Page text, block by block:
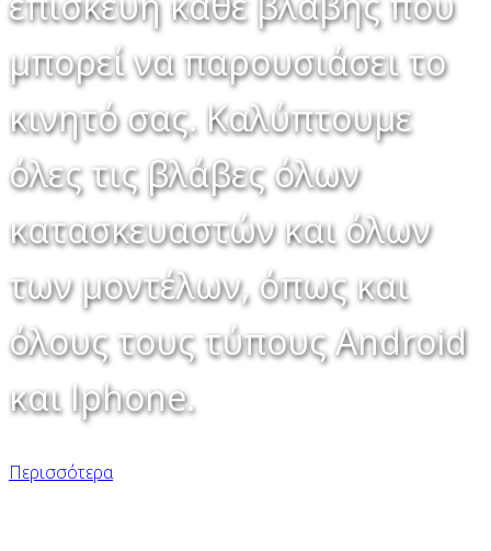
μπορεί να παρουσιάσει το
κινητό σας. Καλύπτουμε
όλες τις βλάβες όλων
κατασκευαστών και όλων
των μοντέλων, όπως και
όλους τους τύπους Android
και Iphone.
Περισσότερα